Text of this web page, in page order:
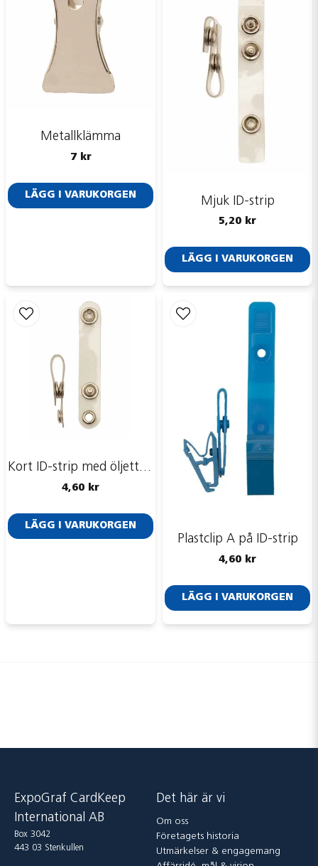
Metallklämma
7 kr
LÄGG I VARUKORGEN Mjuk ID-strip
5,20 kr
LÄGG I VARUKORGEN
Kort ID-strip med öljettring
4,60 kr
LÄGG I VARUKORGEN
Plastclip A på ID-strip
4,60 kr
LÄGG I VARUKORGEN
ExpoGraf CardKeep
International AB
Box 3042
443 03 Stenkullen
Det här är vi
Om oss
Företagets historia
Utmärkelser & engagemang